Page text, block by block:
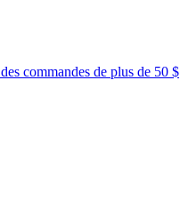
des commandes de plus de 50 $